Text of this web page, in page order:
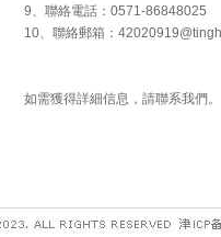
9、聯絡電話：0571-86848025
10、聯絡郵箱：
如需獲得詳細信息，請聯系我們。